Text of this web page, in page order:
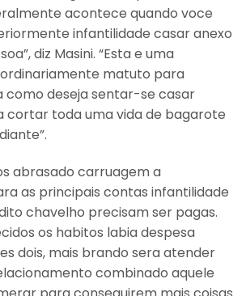
acontece quando voce
infantilidade casar anexo
diz Masini. “Esta e uma
matuto para
como deseja sentar-se casar
cortar toda uma vida de bagarote
abrasado carruagem a
as principais contas infantilidade
chavelho precisam ser pagas.
os habitos labia despesa
dois, mais brando sera atender
combinado aquele